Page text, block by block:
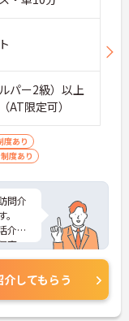
パー2級）以上
限定可）
度あり
度あり
問介
介
育
運営
い！
介してもらう